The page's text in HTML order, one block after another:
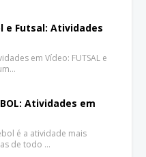
e Futsal: Atividades
em Vídeo: FUTSAL e
Atividades em
é a atividade mais
de todo …